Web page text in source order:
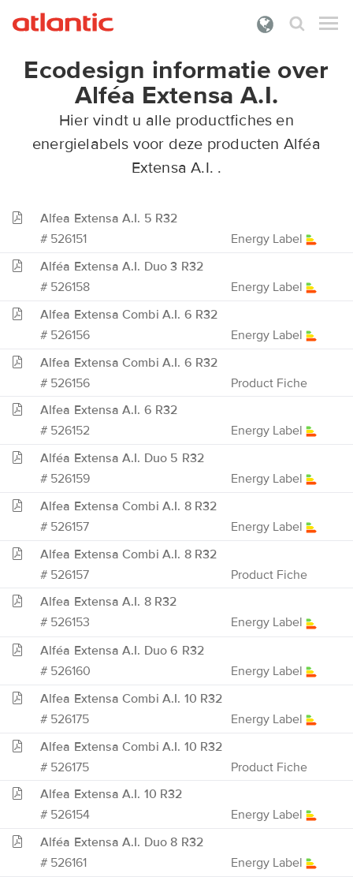
Wat zoek je?
PRODUCTEN
DOCUMENTATIE
OVER ATLANTIC
INLOGGEN
Ecodesign informatie over
Alféa Extensa A.I.
Hier vindt u alle productfiches en
energielabels voor deze producten Alféa
Extensa A.I. .
Alfea Extensa A.I. 5 R32
# 526151
Energy Label
Alféa Extensa A.I. Duo 3 R32
# 526158
Energy Label
Alfea Extensa Combi A.I. 6 R32
# 526156
Energy Label
Alfea Extensa Combi A.I. 6 R32
# 526156
Product Fiche
Alfea Extensa A.I. 6 R32
# 526152
Energy Label
Alféa Extensa A.I. Duo 5 R32
# 526159
Energy Label
Alfea Extensa Combi A.I. 8 R32
# 526157
Energy Label
Alfea Extensa Combi A.I. 8 R32
# 526157
Product Fiche
Alfea Extensa A.I. 8 R32
# 526153
Energy Label
Alféa Extensa A.I. Duo 6 R32
# 526160
Energy Label
Alfea Extensa Combi A.I. 10 R32
# 526175
Energy Label
Alfea Extensa Combi A.I. 10 R32
# 526175
Product Fiche
Alfea Extensa A.I. 10 R32
# 526154
Energy Label
Alféa Extensa A.I. Duo 8 R32
# 526161
Energy Label